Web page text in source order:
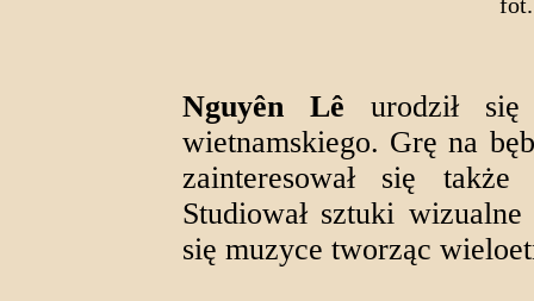
Nguyên Lê urodził
wietnamskiego. Grę na
zainteresował się
Studiował sztuki
się muzyce tworząc